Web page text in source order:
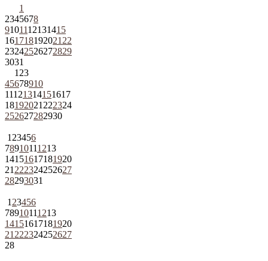
1
2345678
9101112131415
161718192021 22
23242526272829
3031
1 23
45678910
11121314151617
18192021 222324
252627282930
1 23456
78910111213
14151617181920
21 222324252627
28293031
1 23456
78910111213
14151617181920
21 222324252627
28